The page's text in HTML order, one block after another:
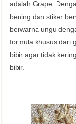
adalah Grape.
bening dan stiker
berwarna ungu
formula khusus dari
bibir agar tidak
bibir.